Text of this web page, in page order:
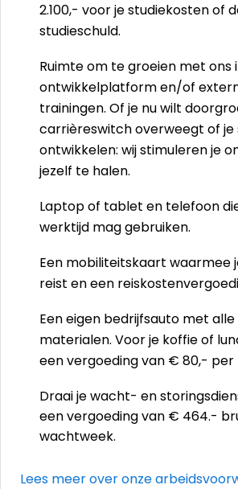
2.100,- voor je studiekosten of
studieschuld.
Ruimte om te groeien met ons
ontwikkelplatform en/of
trainingen. Of je nu wilt
carrièreswitch overweegt of je
ontwikkelen: wij stimuleren je
jezelf te halen.
Laptop of tablet en telefoon
werktijd mag gebruiken.
Een mobiliteitskaart waarmee
reist en een
Een eigen bedrijfsauto met
materialen. Voor je koffie of
een vergoeding van € 80,- per
Draai je wacht- en
een vergoeding van € 464.-
wachtweek.
Lees meer over onze